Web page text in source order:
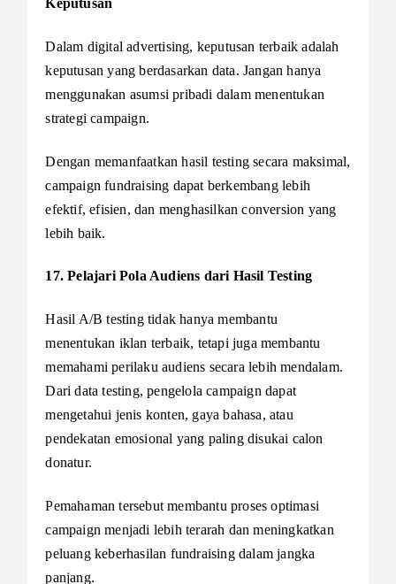
Keputusan
Dalam digital advertising, keputusan terbaik adalah
keputusan yang berdasarkan data. Jangan hanya
menggunakan asumsi pribadi dalam menentukan
strategi campaign.
Dengan memanfaatkan hasil testing secara maksimal,
campaign fundraising dapat berkembang lebih
efektif, efisien, dan menghasilkan conversion yang
lebih baik.
17. Pelajari Pola Audiens dari Hasil Testing
Hasil A/B testing tidak hanya membantu
menentukan iklan terbaik, tetapi juga membantu
memahami perilaku audiens secara lebih mendalam.
Dari data testing, pengelola campaign dapat
mengetahui jenis konten, gaya bahasa, atau
pendekatan emosional yang paling disukai calon
donatur.
Pemahaman tersebut membantu proses optimasi
campaign menjadi lebih terarah dan meningkatkan
peluang keberhasilan fundraising dalam jangka
panjang.